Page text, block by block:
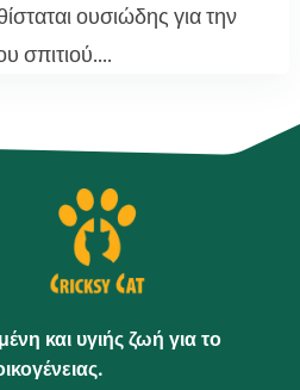
ουσιώδης για την
σπιτιού....
και υγιής ζωή για το